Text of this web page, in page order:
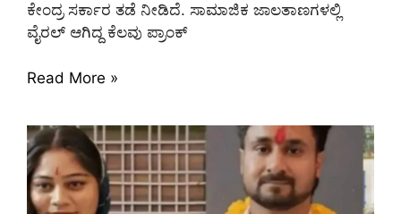
ಕೇಂದ್ರ ಸರ್ಕಾರ ತಡೆ ನೀಡಿದೆ. ಸಾಮಾಜಿಕ ಜಾಲತಾಣಗಳಲ್ಲಿ
ವೈರಲ್ ಆಗಿದ್ದ ಕೆಲವು ಪ್ರಾಂಕ್
Read More »